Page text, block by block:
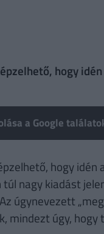
hogy
a Google
hogy idén
nagy kiadást
úgynevezett
mindezt úgy,